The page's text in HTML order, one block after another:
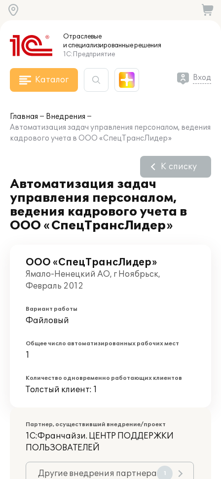
Отраслевые
и специализированныерешения
1С:Предприятие
Каталог Вход
Главная
Внедрения
Автоматизация задач управления персоналом, ведения
кадрового учета в ООО «СпецТрансЛидер»
Автоматизация задач
управления персоналом,
ведения кадрового учета в
ООО «СпецТрансЛидер»
К списку
ООО «СпецТрансЛидер»
Ямало-Ненецкий АО, г Ноябрьск,
Февраль 2012
Вариант работы
Файловый
Общее число автоматизированных рабочих мест
1
Количество одновременно работающих клиентов
Толстый клиент: 1
Партнер, осуществивший внедрение/проект
1С:Франчайзи. ЦЕНТР ПОДДЕРЖКИ
ПОЛЬЗОВАТЕЛЕЙ
Другие внедрения партнера 1